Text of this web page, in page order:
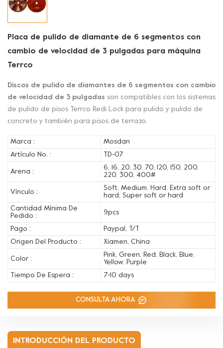
Placa de pulido de diamante de 6 segmentos con
cambio de velocidad de 3 pulgadas para máquina
Terrco
Discos de pulido de diamantes de 6 segmentos con cambio
de velocidad de 3 pulgadas son compatibles con los sistemas
de pulido de pisos Terrco Redi Lock para pulido y pulido de
concreto y también para pisos de terrazo.
Marca :
Mosdan
Artículo No. :
TD-07
Arena :
6, 16, 20, 30, 70, 120, 150, 200,
220, 300, 400#
Vínculo :
Soft, Medium, Hard, Extra soft or
hard, Super soft or hard
Cantidad Mínima De
Pedido :
9pcs
Pago :
Paypal, T/T
Origen Del Producto :
Xiamen, China
Color :
Pink, Green, Red, Black, Blue,
Yellow, Purple
Tiempo De Espera :
7-10 days
CONSULTA AHORA
INTRODUCCIÓN DEL PRODUCTO